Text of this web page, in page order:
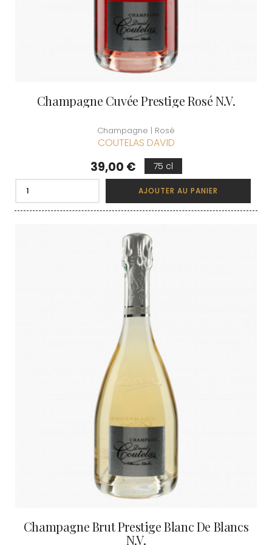
Champagne Cuvée Prestige Rosé N.V.
Champagne | Rosé
COUTELAS DAVID
Prix
39,00 € 75 cl
AJOUTER AU PANIER
Champagne Brut Prestige Blanc De Blancs
N.V.